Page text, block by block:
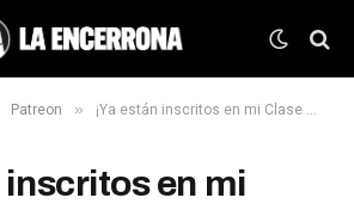
Patreon » ¡Ya están inscritos en mi Clase Popular!
inscritos en mi